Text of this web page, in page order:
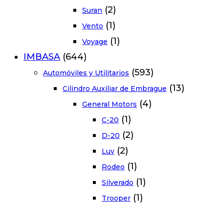
Suran (2)
Vento (1)
Voyage (1)
IMBASA (644)
Automóviles y Utilitarios (593)
Cilindro Auxiliar de Embrague (13)
General Motors (4)
C-20 (1)
D-20 (2)
Luv (2)
Rodeo (1)
Silverado (1)
Trooper (1)